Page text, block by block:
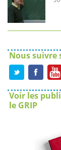
Nous suivre
Voir les
le GRIP